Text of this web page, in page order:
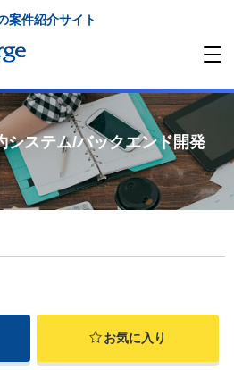
案件紹介サイト
システム/バックエンド開発
お気に入り